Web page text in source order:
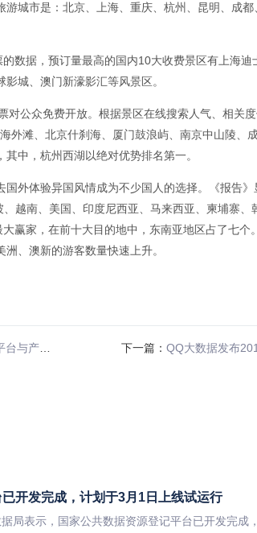
游城市是：北京、上海、重庆、杭州、昆明、成
数据，预订量最高的国内10大收费景区有上海迪
城、澳门新濠影汇等风景区。
对公众免费开放。根据景区在线搜索人气、相关
外滩、北京什刹海、厦门鼓浪屿、南京中山陵、
中，杭州西湖以绝对优势排名第一。
外体验异国风情成为不少国人的选择。《报告》
越南、美国、印度尼西亚、马来西亚、柬埔寨、
赢家，在前十大目的地中，东南亚地区占了七
、澳新的游客数量快速上升。
研发部 下一篇：QQ大数据发布2018年
开发完成，计划于3月1日上线试运行
局表示，国家公共数据资源登记平台已开发完成